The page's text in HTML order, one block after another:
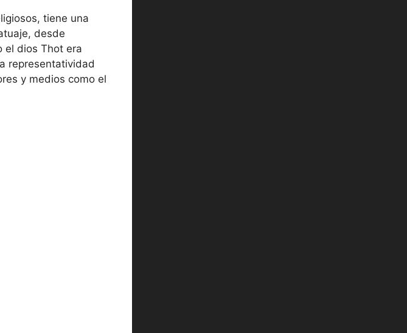
tiene una
desde
el dios Thot era
representatividad
y medios como el